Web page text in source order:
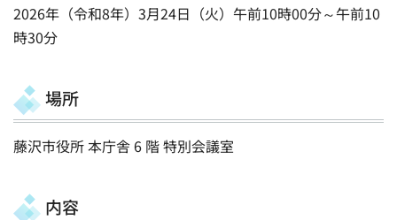
2026年（令和8年）3月24日（火）午前10時00分～午前10
時30分
場所
藤沢市役所 本庁舎 6 階 特別会議室
内容